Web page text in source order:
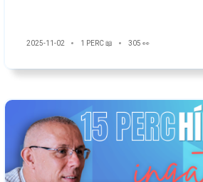
2025-11-02 1 PERC 📖 305 👀